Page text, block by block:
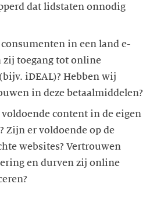
dat lidstaten onnodig
in een land e-
zij toegang tot online
iDEAL)? Hebben wij
in deze betaalmiddelen?
content in de eigen
Zijn er voldoende op de
websites? Vertrouwen
en durven zij online